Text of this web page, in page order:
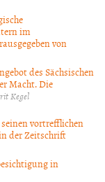
im
von
des Sächsischen
Macht. Die
Kegel
vortrefflichen
der Zeitschrift
in